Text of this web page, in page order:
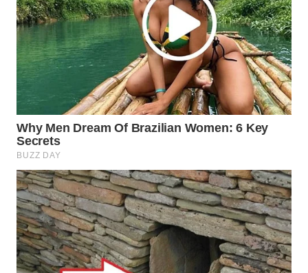
WAHANA
TANI
WAHANA
ADVOKAT
WAHANA
INFRASTRUKTUR
KONSUMEN
WAHANA
LISTRIK
WAHANA